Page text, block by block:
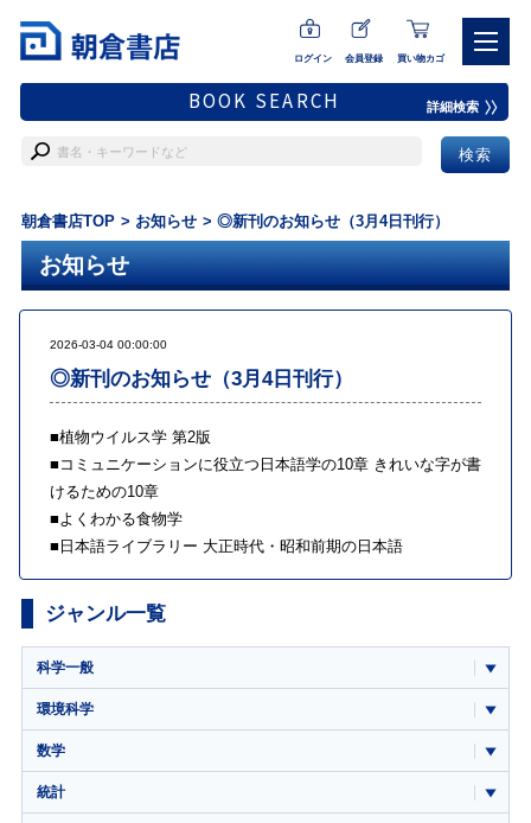
ログイン 会員登録 買い物カゴ
BOOK SEARCH 詳細検索
朝倉書店TOP お知らせ ◎新刊のお知らせ（3月4日刊行）
お知らせ
2026-03-04 00:00:00
◎新刊のお知らせ（3月4日刊行）
■植物ウイルス学 第2版
■ コミュニケーションに役立つ日本語学の10章 きれいな字が書
けるための10章
■ よくわかる食物学
■ 日本語ライブラリー 大正時代・昭和前期の日本語
ジャンル一覧
科学一般
環境科学
数学
統計